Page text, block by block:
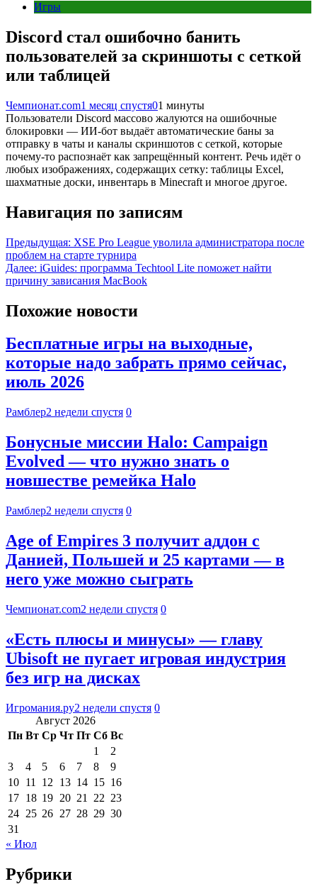
Игры
Discord стал ошибочно банить
пользователей за скриншоты с сеткой
или таблицей
Чемпионат.com1 месяц спустя01 минуты
Пользователи Discord массово жалуются на ошибочные
блокировки — ИИ-бот выдаёт автоматические баны за
отправку в чаты и каналы скриншотов с сеткой, которые
почему-то распознаёт как запрещённый контент. Речь идёт о
любых изображениях, содержащих сетку: таблицы Excel,
шахматные доски, инвентарь в Minecraft и многое другое.
Навигация по записям
Предыдущая: XSE Pro League уволила администратора после
проблем на старте турнира
Далее: iGuides: программа Techtool Lite поможет найти
причину зависания MacBook
Похожие новости
Бесплатные игры на выходные,
которые надо забрать прямо сейчас,
июль 2026
Рамблер2 недели спустя 0
Бонусные миссии Halo: Campaign
Evolved — что нужно знать о
новшестве ремейка Halo
Рамблер2 недели спустя 0
Age of Empires 3 получит аддон с
Данией, Польшей и 25 картами — в
него уже можно сыграть
Чемпионат.com2 недели спустя 0
«Есть плюсы и минусы» — главу
Ubisoft не пугает игровая индустрия
без игр на дисках
Игромания.ру2 недели спустя 0
Август 2026
Пн Вт Ср Чт Пт Сб Вс
1
2
3
4 5 6 7 8
9
10 11 12 13 14 15 16
17 18 19 20 21 22 23
24 25 26 27 28 29 30
31
« Июл
Рубрики